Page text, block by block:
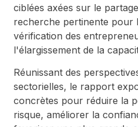
ciblées axées sur le
recherche pertinente pour
vérification des
l'élargissement de la
Réunissant des
sectorielles, le rapport
concrètes pour réduire la
risque, améliorer la